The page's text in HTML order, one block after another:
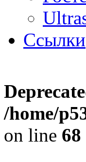
Ссылки
/home/
on line 68